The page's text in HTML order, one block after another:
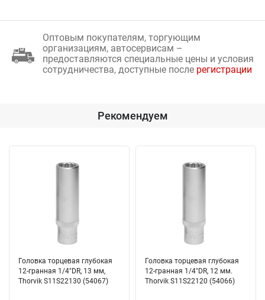
Оптовым покупателям, торгующим
организациям, автосервисам –
предоставляются специальные цены и условия
сотрудничества, доступные после регистрации
Рекомендуем
Головка торцевая глубокая
12-гранная 1/4"DR, 13 мм,
Thorvik S11S22130 (54067)
Головка торцевая глубокая
12-гранная 1/4"DR, 12 мм.
Thorvik S11S22120 (54066)